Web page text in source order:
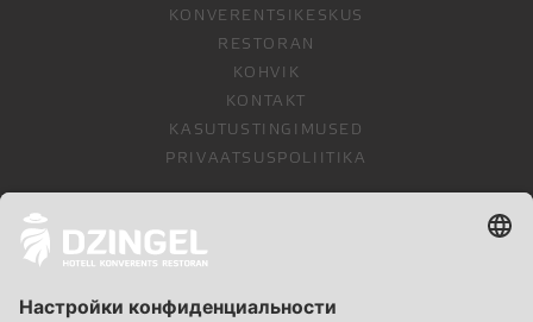
KONVERENTSIKESKUS
RESTORAN
KOHVIK
KONTAKT
KASUTUSTINGIMUSED
PRIVAATSUSPOLIITIKA
НАЙДИ НАС ЕЩЕ
INSTAGRAM